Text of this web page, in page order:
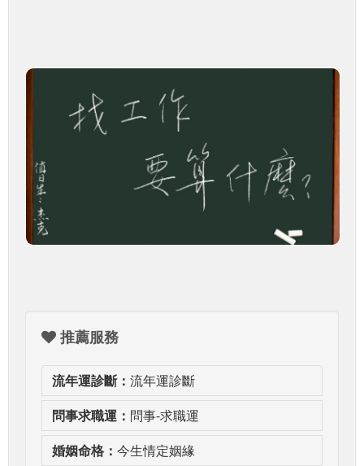
推薦服務
流年運診斷： 流年運診斷
問事求職運： 問事-求職運
婚姻命格： 今生情定姻緣